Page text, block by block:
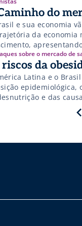
do
e sua economia
da economia
de 1%, e uma
abaixo da média
de crescimento
sobre o mercado de
riscos da
Latina e o
epidemiológica,
e das
motalidade,
degenerativas